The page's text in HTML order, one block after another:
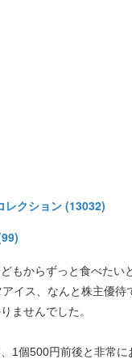
レクション (13032)
もからずっと食べたい
イス、なんと株主優待
ませんでした。
1個500円前後と非常に